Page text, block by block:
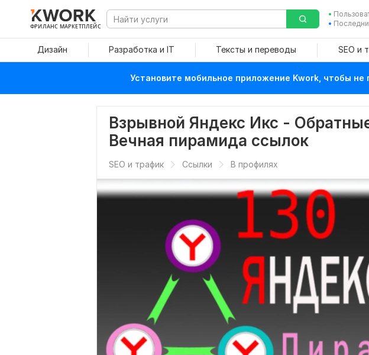
ФРИЛАНС МАРКЕТПЛЕЙС
Дизайн Разработка и IT Тексты и переводы SEO и
Установите мобильное приложение Kwork, чтобы
Взрывной Яндекс Икс -
Вечная пирамида ссылок
SEO и трафик Ссылки В профилях